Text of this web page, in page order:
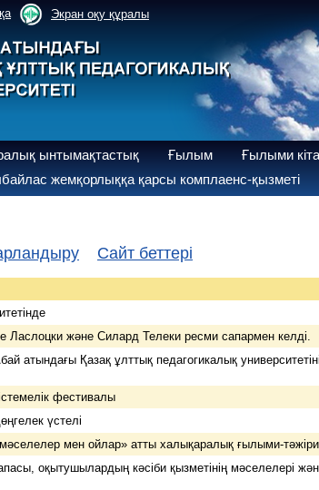
Экран оқу құралы
ынтымақтастық Ғылым Ғылыми
жемқорлыққа қарсы комплаенс-қызметі
Сайт беттері
Ласлоцки және Силард Телеки ресми сапармен келді.
атындағы Қазақ ұлттық педагогикалық
фестивалы
үстелі
мен ойлар» атты халықаралық ғылыми-
оқытушылардың кәсіби қызметінің мәселелері